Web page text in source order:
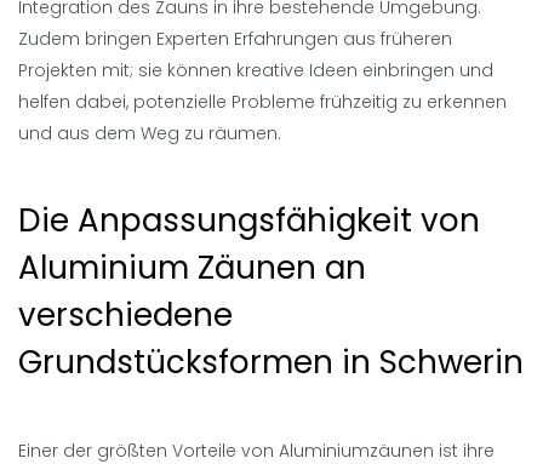
Integration des Zauns in ihre bestehende Umgebung.
Zudem bringen Experten Erfahrungen aus früheren
Projekten mit; sie können kreative Ideen einbringen und
helfen dabei, potenzielle Probleme frühzeitig zu erkennen
und aus dem Weg zu räumen.
Die Anpassungsfähigkeit von
Aluminium Zäunen an
verschiedene
Grundstücksformen in Schwerin
Einer der größten Vorteile von Aluminiumzäunen ist ihre